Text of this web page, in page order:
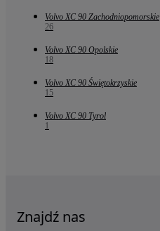
Volvo XC 90 Zachodniopomorskie
26
Volvo XC 90 Opolskie
18
Volvo XC 90 Świętokrzyskie
15
Volvo XC 90 Tyrol
1
Znajdź nas